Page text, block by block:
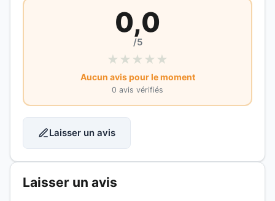
0,0
/5
★ ★ ★ ★ ★
Aucun avis pour le moment
0 avis vérifiés
Laisser un avis
Laisser un avis